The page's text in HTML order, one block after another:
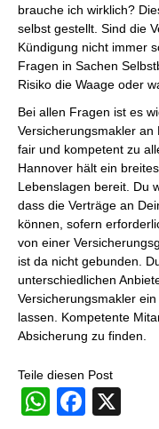
brauche ich wirklich?
selbst gestellt. Sind die
Kündigung nicht immer
Fragen in Sachen
Risiko die Waage oder
Bei allen Fragen ist es
Versicherungsmakler
fair und kompetent zu
Hannover hält ein
Lebenslagen bereit. Du
dass die Verträge an
können, sofern
von einer
ist da nicht gebunden.
unterschiedlichen
Versicherungsmakler
lassen. Kompetente
Absicherung zu finden.
Teile diesen Post